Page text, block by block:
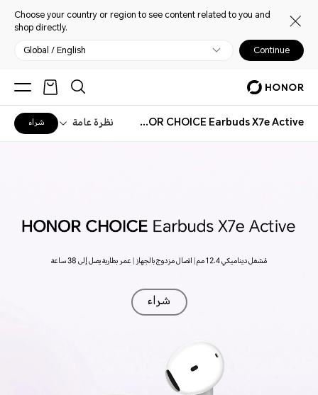
Choose your country or region to see content related to you and
shop directly.
Global / English Continue
HONOR CHOICE Earbuds X7e Active نظرة عامة شراء
مُشغل ديناميكي 12.4 مم | اتصال مزدوج بالجهاز | عمر بطارية يصل إلى 38 ساعة
شراء